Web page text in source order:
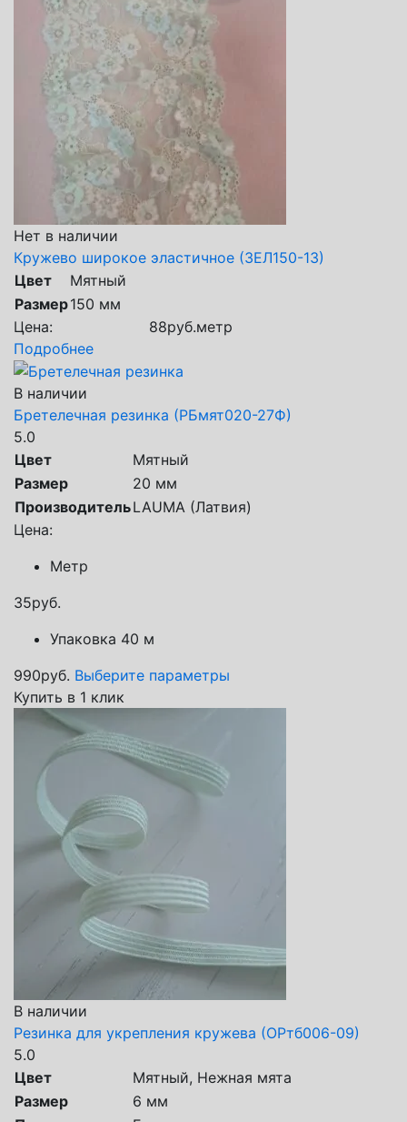
Нет в наличии
Кружево широкое эластичное (ЗЕЛ150-13)
Цвет
Мятный
Размер150 мм
Цена:
88руб.метр
Подробнее
В наличии
Бретелечная резинка (РБмят020-27Ф)
5.0
Цвет
Мятный
Размер
20 мм
ПроизводительLAUMA (Латвия)
Цена:
Метр
35руб.
Упаковка 40 м
990руб. Выберите параметры
Купить в 1 клик
В наличии
Резинка для укрепления кружева (ОРтб006-09)
5.0
Цвет
Мятный, Нежная мята
Размер
6 мм